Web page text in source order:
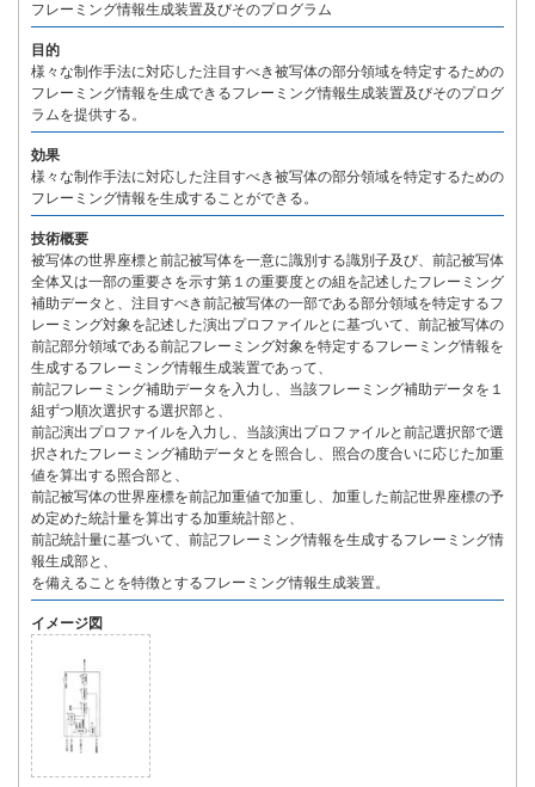
フレーミング情報生成装置及びそのプログラム
目的
様々な制作手法に対応した注目すべき被写体の部分領域を特定するための
フレーミング情報を生成できるフレーミング情報生成装置及びそのプログ
ラムを提供する。
効果
様々な制作手法に対応した注目すべき被写体の部分領域を特定するための
フレーミング情報を生成することができる。
技術概要
被写体の世界座標と前記被写体を一意に識別する識別子及び、前記被写体
全体又は一部の重要さを示す第１の重要度との組を記述したフレーミング
補助データと、注目すべき前記被写体の一部である部分領域を特定するフ
レーミング対象を記述した演出プロファイルとに基づいて、前記被写体の
前記部分領域である前記フレーミング対象を特定するフレーミング情報を
生成するフレーミング情報生成装置であって、
前記フレーミング補助データを入力し、当該フレーミング補助データを１
組ずつ順次選択する選択部と、
前記演出プロファイルを入力し、当該演出プロファイルと前記選択部で選
択されたフレーミング補助データとを照合し、照合の度合いに応じた加重
値を算出する照合部と、
前記被写体の世界座標を前記加重値で加重し、加重した前記世界座標の予
め定めた統計量を算出する加重統計部と、
前記統計量に基づいて、前記フレーミング情報を生成するフレーミング情
報生成部と、
を備えることを特徴とするフレーミング情報生成装置。
イメージ図